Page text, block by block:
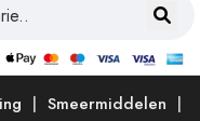
Smeermiddelen